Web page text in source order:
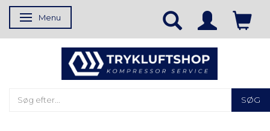
Skifte navigation
Menu
SØG